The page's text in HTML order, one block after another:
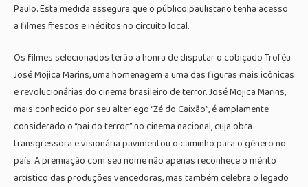
Paulo. Esta medida assegura que o público paulistano tenha acesso
a filmes frescos e inéditos no circuito local.
Os filmes selecionados terão a honra de disputar o cobiçado Troféu
José Mojica Marins, uma homenagem a uma das figuras mais icônicas
e revolucionárias do cinema brasileiro de terror. José Mojica Marins,
mais conhecido por seu alter ego “Zé do Caixão”, é amplamente
considerado o “pai do terror” no cinema nacional, cuja obra
transgressora e visionária pavimentou o caminho para o gênero no
país. A premiação com seu nome não apenas reconhece o mérito
artístico das produções vencedoras, mas também celebra o legado